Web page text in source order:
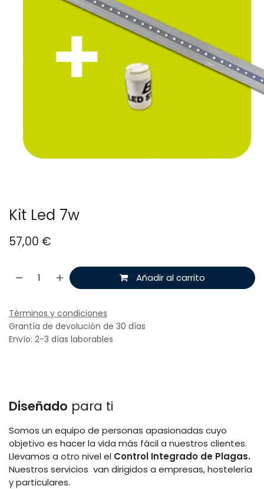
Kit Led 7w
57,00 €
Añadir al carrito
Términos y condiciones
Grantía de devolución de 30 días
Envío: 2-3 días laborables
Diseñado para ti
Somos un equipo de personas apasionadas cuyo
objetivo es hacer la vida más fácil a nuestros clientes.
Llevamos a otro nivel el Control Integrado de Plagas.
Nuestros servicios van dirigidos a empresas, hostelería
y particulares.